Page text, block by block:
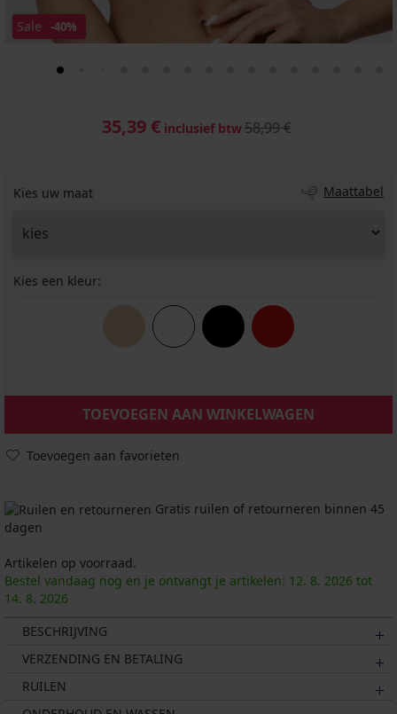
Sale -40%
35,39 € inclusief btw58,99 €
Kies uw maat Maattabel
Kies een kleur:
TOEVOEGEN AAN WINKELWAGEN
Toevoegen aan favorieten
Gratis ruilen of retourneren binnen 45
dagen
Artikelen op voorraad.
Bestel vandaag nog en je ontvangt je artikelen: 12. 8. 2026 tot
14. 8. 2026
BESCHRIJVING
VERZENDING EN BETALING
RUILEN